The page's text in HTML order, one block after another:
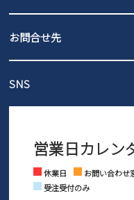
3,980円（税込）以上お買い
発送日・送料詳細については
ご利用ください。
発送日・送料詳細について
ご利用ください。
の片道無料サービスを実施中
ントとしても安心してご利
さい。
お問合せ先
営業時間：11時～17時
※土日祝はお問い合わせ窓
SNS
Facebook Instagram
営業日カレン
休業日
お問い合わせ
受注受付のみ